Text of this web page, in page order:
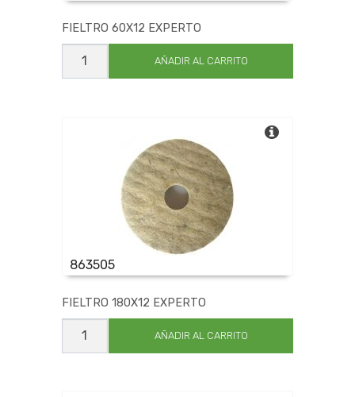
FIELTRO 60X12 EXPERTO
FIELTRO
60X12
AÑADIR AL CARRITO
863505
FIELTRO 180X12 EXPERTO
FIELTRO
180X12
AÑADIR AL CARRITO